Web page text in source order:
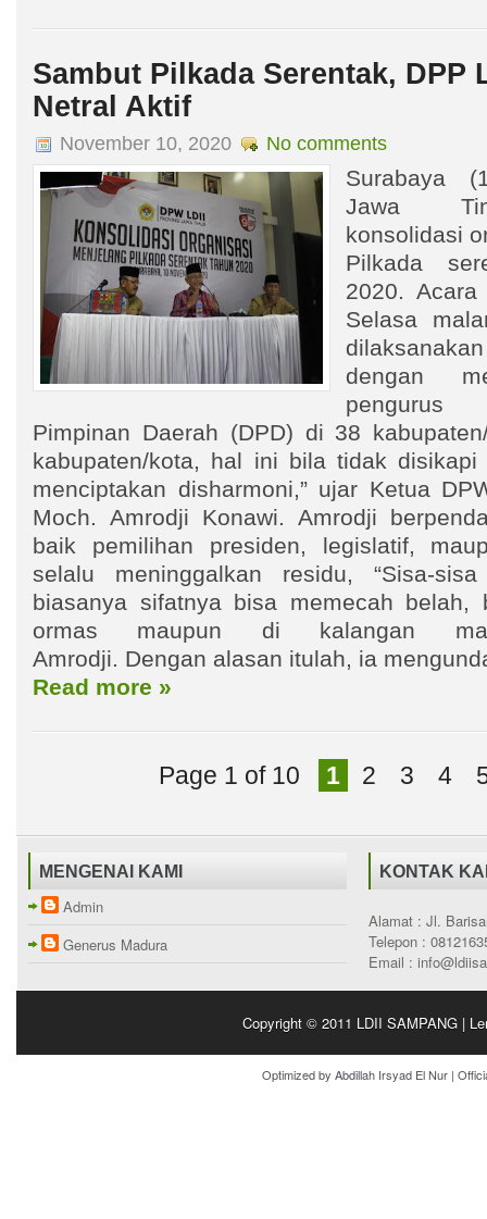
Sambut Pilkada Serentak, DPP
Netral Aktif
November 10, 2020 No comments
Surabaya
Jawa
konsolidasi
Pilkada
2020.
Selasa
dengan
Pimpinan Daerah (DPD) di 38
kabupaten/kota, hal ini bila tidak
menciptakan disharmoni,” ujar Ketua
Moch. Amrodji Konawi. Amrodji
baik pemilihan presiden, legislatif,
selalu meninggalkan residu, “Sisa-
biasanya sifatnya bisa memecah belah,
ormas maupun di kalangan
Amrodji. Dengan alasan itulah, ia
Read more »
Page 1 of 10 1 2 3 4
MENGENAI KAMI
Admin
Generus Madura
KONTAK
Alamat : Jl.
Telepon :
Email :
Copyright © 2011 LDII SAMPANG |
Optimized by Abdillah Irsyad El Nur |